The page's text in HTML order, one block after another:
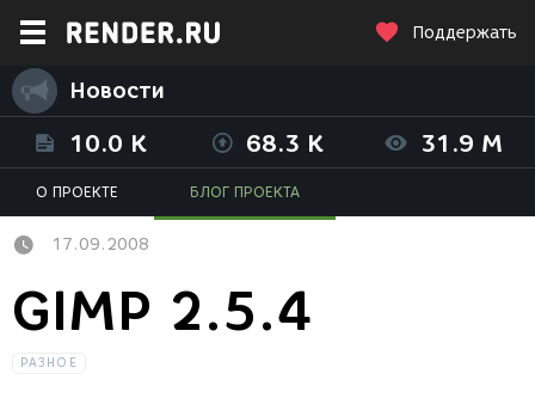
Поддержать
Новости
10.0 K 68.3 K 31.9 M
О ПРОЕКТЕ БЛОГ ПРОЕКТА
17.09.2008
GIMP 2.5.4
РАЗНОЕ